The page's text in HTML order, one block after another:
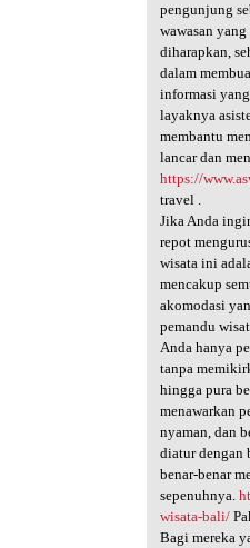
pengunjung
wawasan
diharapkan,
dalam
informasi
layaknya
membantu
lancar dan
https://
travel .
Jika Anda
repot
wisata ini
mencakup
akomodasi
pemandu
Anda hanya
tanpa
hingga pura
menawarkan
nyaman, dan
diatur dengan
benar-benar
sepenuhnya.
wisata-bali/
Bagi mereka